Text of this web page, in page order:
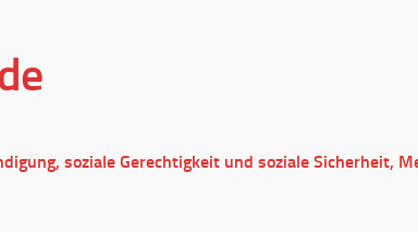
soziale Gerechtigkeit und soziale Sicherheit,